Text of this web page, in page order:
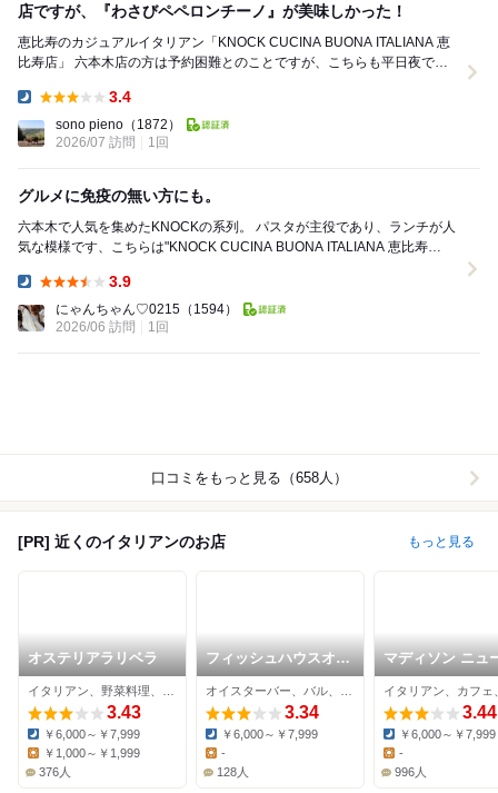
店ですが、『わさびペペロンチーノ』が美味しかった！
恵比寿のカジュアルイタリアン「KNOCK CUCINA BUONA ITALIANA 恵
比寿店」 六本木店の方は予約困難とのことですが、こちらも平日夜でも
3.4
sono pieno （1872）
2026/07 訪問
1回
グルメに免疫の無い方にも。
六本木で人気を集めたKNOCKの系列。 パスタが主役であり、ランチが人
気な模様です、こちらは"KNOCK CUCINA BUONA ITALIANA 恵比寿
3.9
にゃんちゃん♡0215 （1594）
2026/06 訪問
1回
口コミをもっと見る（658人）
[PR] 近くのイタリアンのお店 もっと見る
オステリアラリベラ
3.43
Dinner:
￥6,000～￥7,999
￥1,000～￥1,999
376人
フィッシュハウスオイ
スターバー 恵比寿東
口店
3.34
Dinner:
￥6,000～￥7,999
-
128人
マディソン ニュ
ーク キッチン
3.44
Dinner:
￥6,000～￥7,999
-
996人